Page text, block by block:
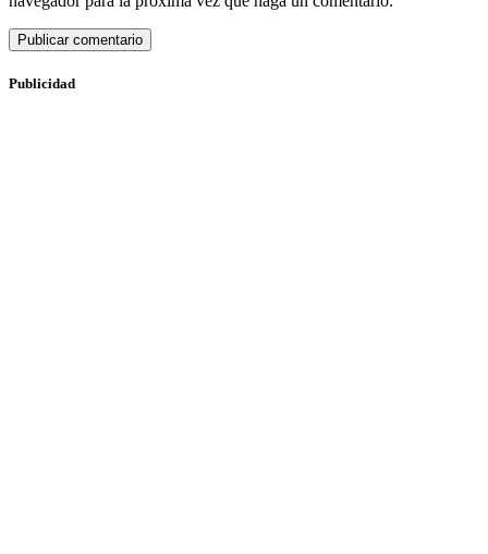
Publicidad